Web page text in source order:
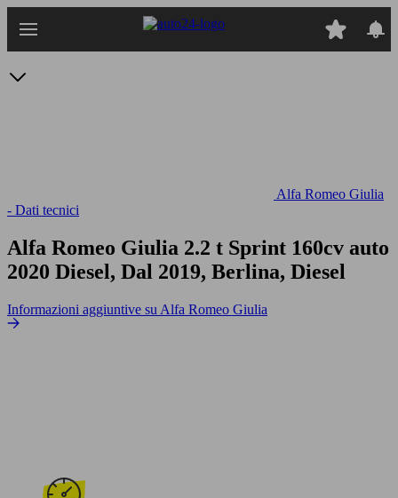
Alfa Romeo Giulia
- Dati tecnici
Alfa Romeo Giulia 2.2 t Sprint 160cv auto
2020 Diesel, Dal 2019, Berlina, Diesel
Informazioni aggiuntive su Alfa Romeo Giulia